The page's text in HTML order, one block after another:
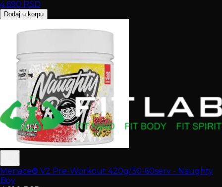
4.690 RSD
Dodaj u korpu
Menace® V2 Pre-Workout 420g/30-60serv - Naughty
Boy